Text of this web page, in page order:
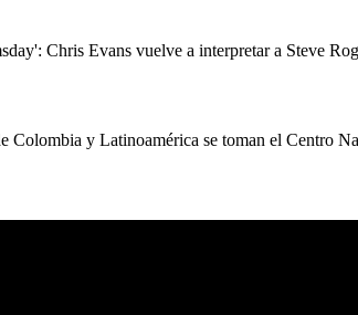
Chris Evans vuelve a interpretar a Steve
Colombia y Latinoamérica se toman el Centro